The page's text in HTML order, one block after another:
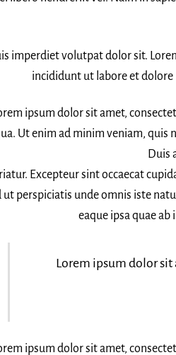
imperdiet volutpat dolor sit.
incididunt ut labore et dolore
ipsum dolor sit amet,
Ut enim ad minim veniam, quis
Duis
Excepteur sint occaecat
ut perspiciatis unde omnis iste
eaque ipsa quae
Lorem ipsum dolor
ipsum dolor sit amet,